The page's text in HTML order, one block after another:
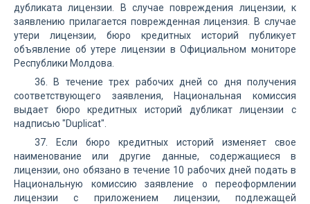
дубликата лицензии. В случае повреждения лицензии, к
заявлению прилагается поврежденная лицензия. В случае
утери лицензии, бюро кредитных историй публикует
объявление об утере лицензии в Официальном мониторе
Республики Молдова.
36. В течение трех рабочих дней со дня получения
соответствующего заявления, Национальная комиссия
выдает бюро кредитных историй дубликат лицензии с
надписью "Duplicat".
37. Если бюро кредитных историй изменяет свое
наименование или другие данные, содержащиеся в
лицензии, оно обязано в течение 10 рабочих дней подать в
Национальную комиссию заявление о переоформлении
лицензии с приложением лицензии, подлежащей